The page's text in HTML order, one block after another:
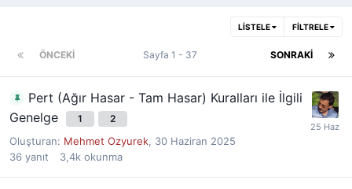
LISTELE FILTRELE
ÖNCEKI SONRAKI
Sayfa 1 - 37
Pert (Ağır Hasar - Tam Hasar) Kuralları ile İlgili
Genelge
1 2
Oluşturan: Mehmet Ozyurek, 30 Haziran 2025
36 yanıt 3,4k okunma